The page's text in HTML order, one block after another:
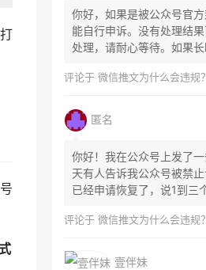
你好，如果是被公众号官
能自行申诉。没有处理结
处理，请耐心等待。如果
评论于 微信推文为什么会违规？公众号文
匿名
你好！我在公众号上发了
天有人告诉我公众号被禁
已经申请恢复了，说1到三
评论于 微信推文为什么会违规？公众号文
壹伴妹